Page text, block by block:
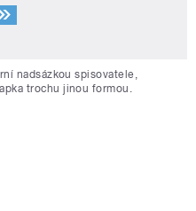
nadsázkou spisovatele,
trochu jinou formou.